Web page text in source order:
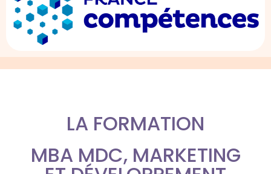
LA FORMATION
MBA MDC, MARKETING